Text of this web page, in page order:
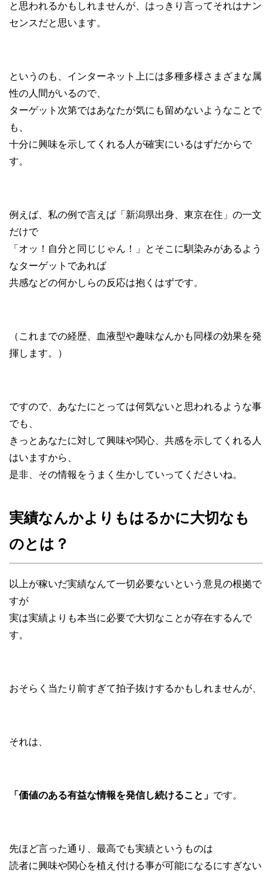
と思われるかもしれませんが、はっきり言ってそれはナン
センスだと思います。
というのも、インターネット上には多種多様さまざまな属
性の人間がいるので、
ターゲット次第ではあなたが気にも留めないようなことで
も、
十分に興味を示してくれる人が確実にいるはずだからで
す。
例えば、私の例で言えば「新潟県出身、東京在住」の一文
だけで
「オッ！自分と同じじゃん！」とそこに馴染みがあるよう
なターゲットであれば
共感などの何かしらの反応は抱くはずです。
（これまでの経歴、血液型や趣味なんかも同様の効果を発
揮します。）
ですので、あなたにとっては何気ないと思われるような事
でも、
きっとあなたに対して興味や関心、共感を示してくれる人
はいますから、
是非、その情報をうまく生かしていってくださいね。
実績なんかよりもはるかに大切なも
のとは？
以上が稼いだ実績なんて一切必要ないという意見の根拠で
すが
実は実績よりも本当に必要で大切なことが存在するんで
す。
おそらく当たり前すぎて拍子抜けするかもしれませんが、
それは、
「価値のある有益な情報を発信し続けること」 です。
先ほど言った通り、最高でも実績というものは
読者に興味や関心を植え付ける事が可能になるにすぎない